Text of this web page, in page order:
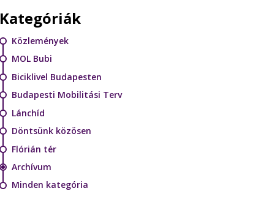
Kategóriák
Közlemények
MOL Bubi
Biciklivel Budapesten
Budapesti Mobilitási Terv
Lánchíd
Döntsünk közösen
Flórián tér
Archívum
Minden kategória